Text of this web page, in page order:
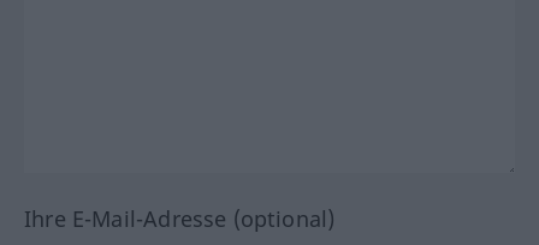
Ihre E-Mail-Adresse (optional)